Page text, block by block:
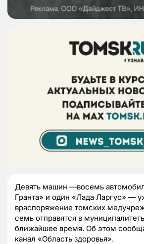
Девять машин —восемь
Гранта» и один «Лада Ларгус» —
враспоряжение томских
семь отправятся в
ближайшее время. Об этом
канал «Область здоровья».